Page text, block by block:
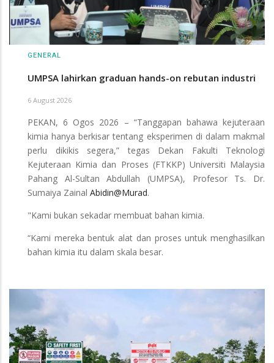
GENERAL
UMPSA lahirkan graduan hands-on rebutan industri
6 August 2026
PEKAN, 6 Ogos 2026 – “Tanggapan bahawa kejuteraan
kimia hanya berkisar tentang eksperimen di dalam makmal
perlu dikikis segera,” tegas Dekan Fakulti Teknologi
Kejuteraan Kimia dan Proses (FTKKP) Universiti Malaysia
Pahang Al-Sultan Abdullah (UMPSA), Profesor Ts. Dr.
Sumaiya Zainal Abidin@Murad.
"Kami bukan sekadar membuat bahan kimia.
“Kami mereka bentuk alat dan proses untuk menghasilkan
bahan kimia itu dalam skala besar.